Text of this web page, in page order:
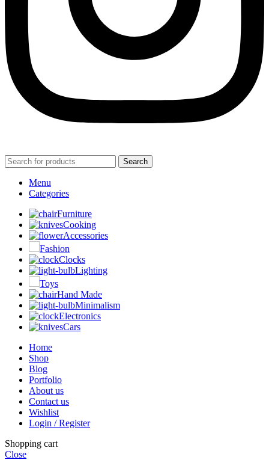
Search
Menu
Categories
Furniture
Cooking
Accessories
Fashion
Clocks
Lighting
Toys
Hand Made
Minimalism
Electronics
Cars
Home
Shop
Blog
Portfolio
About us
Contact us
Wishlist
Login / Register
Shopping cart
Close